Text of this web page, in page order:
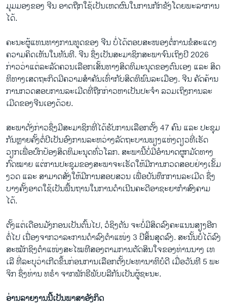
ມຸມມອງ​ຂອງ ຈີນ ອາດ​ຖືກ​ໃຊ້​ເປັນ​ເຫດ​ຜົນ​ໃນ​ການ​ກັກ​ຂັງ​ໂດຍ​ພະ​ລາ​ການ​
ໄດ້.
ຄ​ະ​ນະ​ຜູ້​ແທນ​ທາງ​ການ​ທູດ​ຂອງ​ ຈີນ ບໍ່​ໄດ້​ຕອບ​ສະ​ໜອງ​ຕໍ່​ການ​ຂໍ​ສະ​ແດງ​
ຄວາມ​ຄິດ​ເຫັນ​ໃນ​ທັນ​ທີ. ຈີນ ຊຶ່ງ​ເປັນ​ສະ​ມາ​ຊິກ​ສະ​ພາ​ຈົນ​ເຖິງ​ປີ 2026
ກ່າວ​ວ່າ​ແຕ່​ລະ​ລັດ​ຄວນ​ເລືອກ​ເສັ້ນ​ທາງ​ສິດ​ທິ​ມະ​ນຸດ​ຂອງ​ຕົນ​ເອງ ແລະ ສິດ​
ທິ​ທາງ​ເສດ​ຖະ​ກິດ​ມີ​ຄວາມ​ສຳ​ຄັນ​ເທົ່າ​ກັບ​ສິດ​ທິ​ພົນ​ລະ​ເມືອງ. ຈີນ ຄັດ​ຄ້ານ​
ການກວດ​ສອບ​ການ​ລະ​ເມີດ​ທີ່​ຖືກ​ກ່າວ​ຫາ​ເປັນ​ປະ​ຈຳ ລວມ​ເຖິງ​ການ​ລະ​
ເມີດ​ຂອງ​ຈີນ​ເອງ​ດ້ວຍ.
ສະ​ພາ​ດັ່ງ​ກ່າວ​ຊຶ່ງ​ມີ​ສະ​ມາ​ຊິກ​ທີ່​ໄດ້​ຮັບ​ການ​ເລືອກ​ຕັ້ງ 47 ຄົນ ແລະ ປະ​ຊຸມ​
ກັນຫຼາຍ​ຄັ້ງ​ຕໍ່​ປີ​ເປັນ​ອົງ​ການ​ລະ​ຫວ່າງ​ລັດ​ຖະ​ບານ​ພຽງ​ແຫ່ງ​ດຽວ​ທີ່​ເຮັດ​
ວຽກ​ເພື່ອ​ປົກ​ປ້ອງ​ສິດ​ທິ​ມະ​ນຸດ​ທົ່ວ​ໂລກ. ສະ​ພານີ້ບໍ່​ມີ​ອຳ​ນາດ​ຜູກ​ມັດ​ທາງ​
ກົດ​ໝາຍ ແຕ່​ການ​ປະ​ຊຸມ​ຂອງ​ສະ​ພາ​ຈະ​ເຮັດ​ໃຫ້​ມີ​ການກວດ​ສອບ​ຢ່າງ​ເຂັ້ມ​
ງວດ ແລະ ສາ​ມາດ​ສັ່ງ​ໃຫ້​ມີ​ການ​ສອບ​ສວນ ເພື່ອ​ບັນ​ທຶ​ກ​ການ​ລະ​ເມີດ ຊຶ່ງ​
ບາງ​ຄັ້ງ​ອາດ​ໃຊ້​ເປັນ​ພື້ນ​ຖານ​ໃນ​ການ​ດຳ​ເນີນ​ຄະ​ດີ​ອາ​ຊະ​ຍາ​ກຳ​ສົງ​ຄາມ​
ໄດ້.
ຕັ້ງ​ແຕ່​ເດືອນ​ມັງ​ກອນ​ເປັນ​ຕົ້ນ​ໄປ, ວໍ​ຊິງ​ຕັນ ຈະ​ບໍ່​ມີ​ສິດ​ລົງ​ຄະ​ແນນ​ສຽງ​ອີກ​
ຕໍ່​ໄປ ເນື່ອງ​ຈາກວາ​ລະ​ການ​ດຳ​ລົງ​ຕຳ​ແໜ່ງ 3 ປີ​ສິ້ນ​ສຸດ​ລົງ. ສະ​ນັ້ນ​ບໍ່​ໄດ້​ລົງ​
ສະ​ໝັກ​ຊິງ​ຕຳ​ແໜ່ງ​ສະ​ໄໝ​ທີ​ສອງ​ຕາມ​ການ​ຕັດ​ສິນ​ໃຈ​ຂອງ​ທ່ານ​ນາງ ເທ​
ເລີ ທີ່​ລະ​ບຸ​ວ່າ​ເກີດ​ຂຶ້ນ​ກ່ອນ​ການ​ເລືອກ​ຕັ້ງ​ປະ​ທາ​ນາ​ທິ​ບໍ​ດີ ເມື່ອ​ວັນ​ທີ 5 ພະ​
ຈິກ ຊຶ່ງ​ທ່ານ ທ​ຣຳ ຈາກ​ພັກ​ຣີ​ພັບ​ບ​ລີ​ກັນ​ເປັນ​ຜູ້​ຊະ​ນະ.
ອ່ານ​ລາຍ​ງານນີ້​ເປັນ​ພາ​ສາ​ອັງ​ກິດ